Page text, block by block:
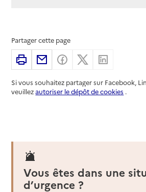
Partager cette page
ImprimerPartager par email
Partager sur Facebook
Partager sur X
Si vous souhaitez partager sur Facebook,
veuillezautoriser le dépôt de cookies .
Vous êtes dans une
d’urgence ?